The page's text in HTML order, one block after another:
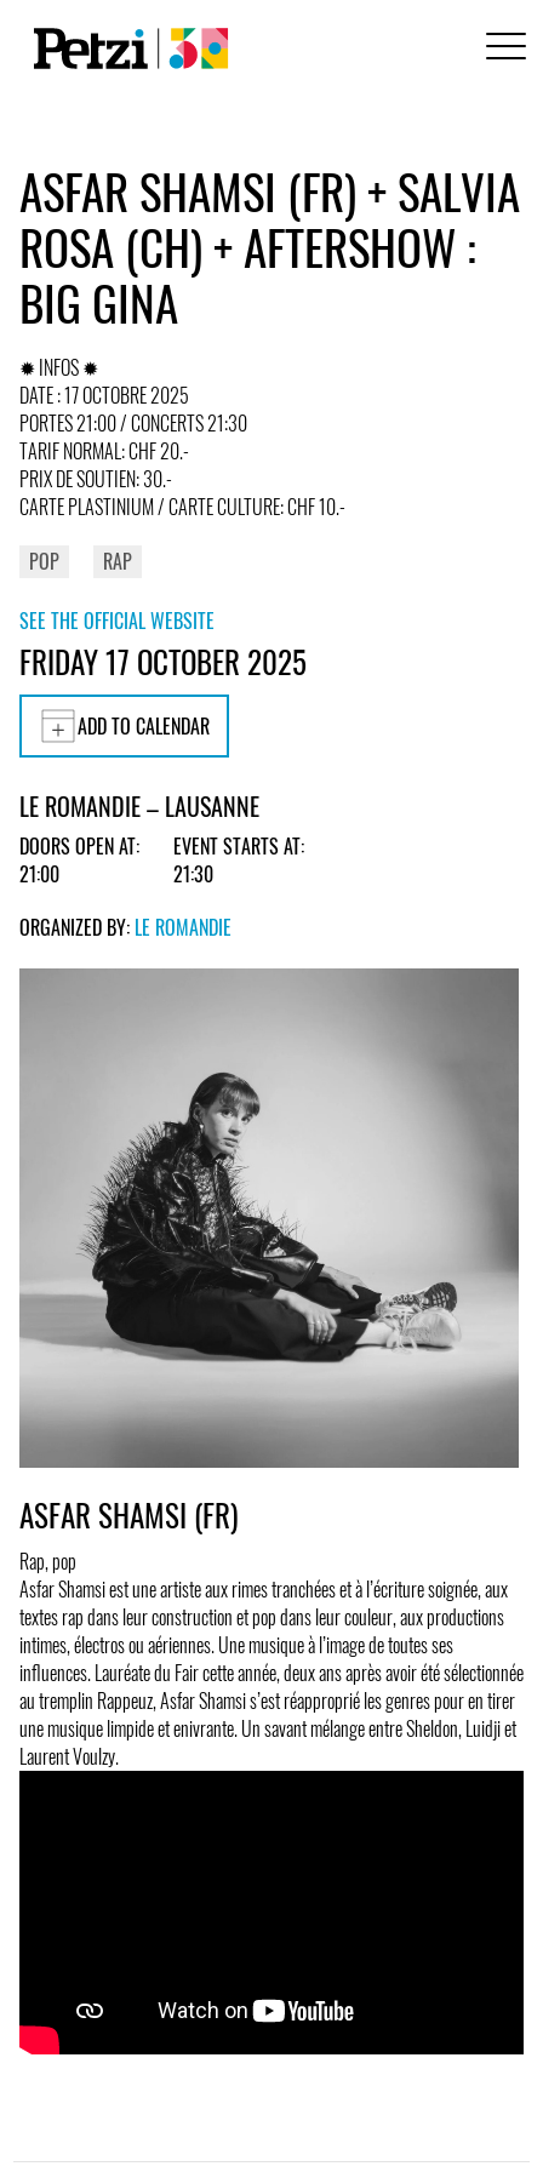
ASFAR SHAMSI (FR) + SALVIA
ROSA (CH) + AFTERSHOW :
BIG GINA
✹ INFOS ✹
DATE : 17 OCTOBRE 2025
PORTES 21:00 / CONCERTS 21:30
TARIF NORMAL: CHF 20.-
PRIX DE SOUTIEN: 30.-
CARTE PLASTINIUM / CARTE CULTURE: CHF 10.-
POP
RAP
SEE THE OFFICIAL WEBSITE
FRIDAY 17 OCTOBER 2025
ADD TO CALENDAR
LE ROMANDIE – LAUSANNE
DOORS OPEN AT:
21:00
EVENT STARTS AT:
21:30
ORGANIZED BY: LE ROMANDIE
ASFAR SHAMSI (FR)
Rap, pop
Asfar Shamsi est une artiste aux rimes tranchées et à l’écriture soignée, aux
textes rap dans leur construction et pop dans leur couleur, aux productions
intimes, électros ou aériennes. Une musique à l’image de toutes ses
influences. Lauréate du Fair cette année, deux ans après avoir été sélectionnée
au tremplin Rappeuz, Asfar Shamsi s’est réapproprié les genres pour en tirer
une musique limpide et enivrante. Un savant mélange entre Sheldon, Luidji et
Laurent Voulzy.